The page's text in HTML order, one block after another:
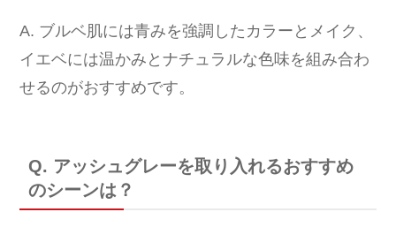
A. ブルベ肌には青みを強調したカラーとメイク、
イエベには温かみとナチュラルな色味を組み合わ
せるのがおすすめです。
Q. アッシュグレーを取り入れるおすすめ
のシーンは？